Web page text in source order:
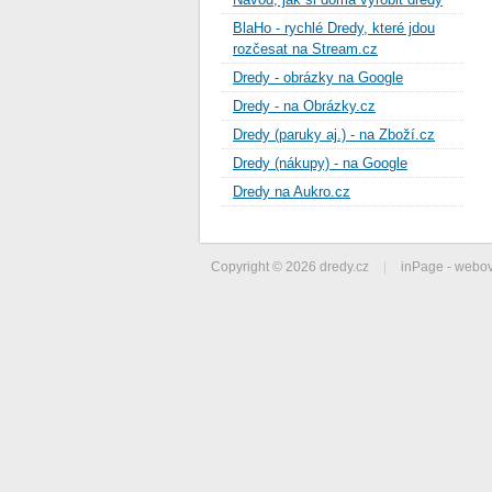
BlaHo - rychlé Dredy, které jdou
rozčesat na Stream.cz
Dredy - obrázky na Google
Dredy - na Obrázky.cz
Dredy (paruky aj.) - na Zboží.cz
Dredy (nákupy) - na Google
Dredy na Aukro.cz
Copyright © 2026 dredy.cz | inPage -